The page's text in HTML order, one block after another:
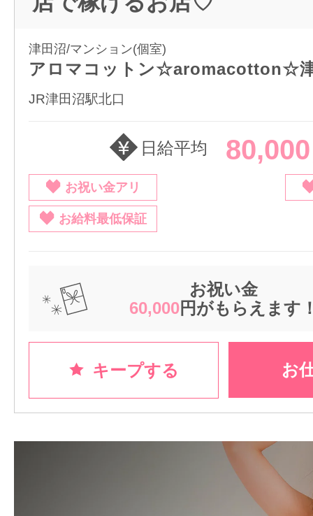
津田沼/マンション(個室)
アロマコットン☆aromacotton☆
JR津田沼駅北口
日給平均
お祝い金アリ
お給料最低保証
お祝い金
60,000円がもらえます
キープする お